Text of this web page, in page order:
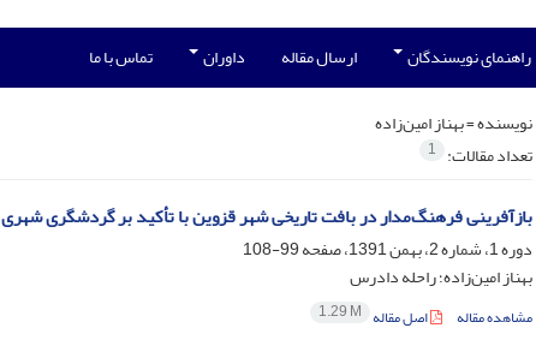
راهنمای نویسندگان ارسال مقاله داوران تماس با ما
نویسنده =بهناز امین‌زاده
تعداد مقالات: 1
بازآفرینی فرهنگ‌مدار در بافت تاریخی شهر قزوین با تأکید بر گردشگری شهری
دوره 1، شماره 2، بهمن 1391، صفحه
99-108
بهناز امین‌زاده؛ راحله دادرس
مشاهده مقاله اصل مقاله 1.29 M